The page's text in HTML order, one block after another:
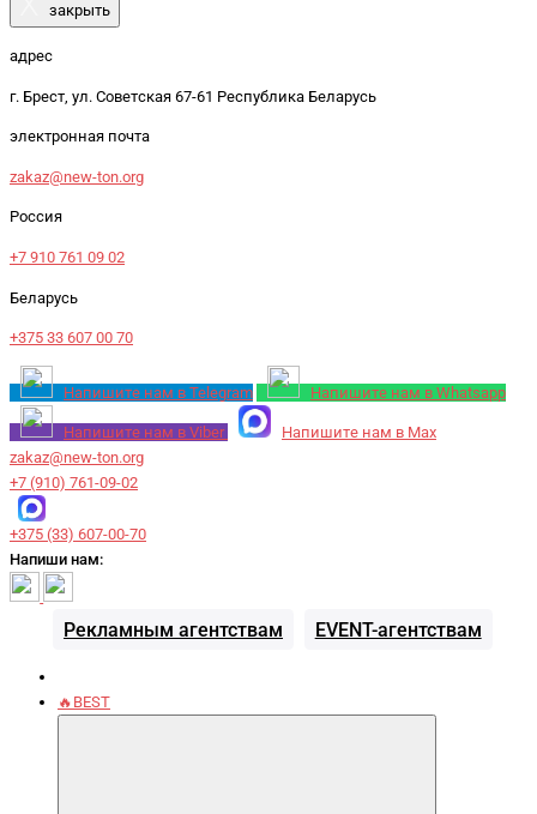
закрыть
адрес
г. Брест, ул. Советская 67-61 Республика Беларусь
электронная почта
zakaz@new-ton.org
Россия
+7 910 761 09 02
Беларусь
+375 33 607 00 70
Напишите нам в Telegram Напишите нам в Whatsapp
Напишите нам в Viber
Напишите нам в Max
zakaz@new-ton.org
+7 (910) 761-09-02
+375 (33) 607-00-70
Напиши нам:
Рекламным агентствам EVENT-агентствам
🔥BEST